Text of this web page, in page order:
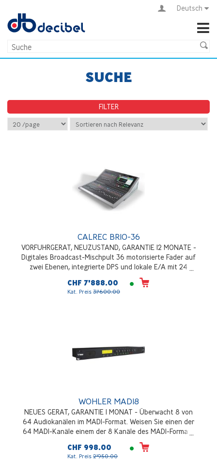
Deutsch
SUCHE
FILTER
CALREC BRIO-36
VORFUHRGERAT, NEUZUSTAND, GARANTIE 12 MONATE -
Digitales Broadcast-Mischpult 36 motorisierte Fader auf
zwei Ebenen, integrierte DPS und lokale E/A mit 24
Mikrofon-/Line-Eingängen, 16 Line-Ausgängen, 8 AES-
E/A, 3 Erweiterungssteckplätze für weitere E/A oder
Schnittstellen (SDI, MADI, Dante, AES67 usw.), optionales
CHF 7'888.00
Kat. Preis 31'600.00
WOHLER MADI8
NEUES GERAT, GARANTIE 1 MONAT - Überwacht 8 von
64 Audiokanälen im MADI-Format. Weisen Sie einen der
64 MADI-Kanäle einem der 8 Kanäle des MADI-Formats
zu. 8 Voreinstellungen ermöglichen dem Benutzer
sofortige Konfigurationsänderungen. Optische und
koaxiale MADI-Eingänge
CHF 998.00
Kat. Preis 2'950.00